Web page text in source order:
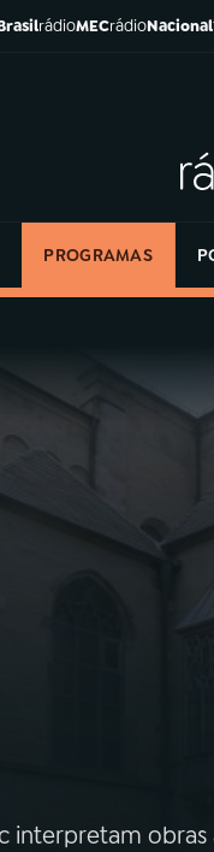
rádioMECrádioNacional
PROGRAMAS
interpretam